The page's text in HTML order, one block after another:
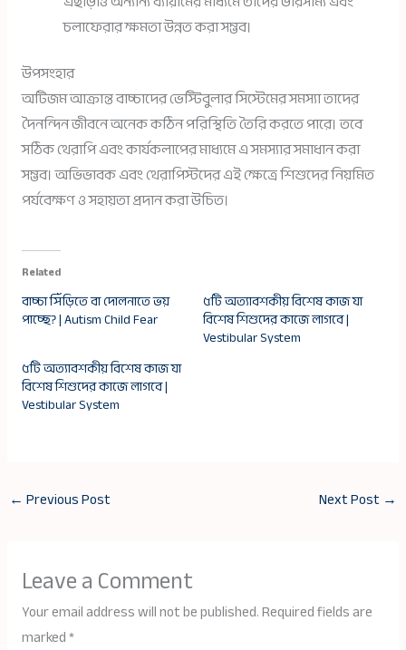
চলাফেরার ক্ষমতা উন্নত করা সম্ভব।
উপসংহার
অটিজম আক্রান্ত বাচ্চাদের ভেস্টিবুলার সিস্টেমের সমস্যা তাদের
দৈনন্দিন জীবনে অনেক কঠিন পরিস্থিতি তৈরি করতে পারে। তবে
সঠিক থেরাপি এবং কার্যকলাপের মাধ্যমে এ সমস্যার সমাধান করা
সম্ভব। অভিভাবক এবং থেরাপিস্টদের এই ক্ষেত্রে শিশুদের নিয়মিত
পর্যবেক্ষণ ও সহায়তা প্রদান করা উচিত।
Related
বাচ্চা সিঁড়িতে বা দোলনাতে ভয়
পাচ্ছে? | Autism Child Fear
৫টি অত্যাবশকীয় বিশেষ কাজ যা
বিশেষ শিশুদের কাজে লাগবে |
Vestibular System
৫টি অত্যাবশকীয় বিশেষ কাজ যা
বিশেষ শিশুদের কাজে লাগবে |
Vestibular System
← Previous Post Next Post →
Leave a Comment
Your email address will not be published.Required fields are
marked*